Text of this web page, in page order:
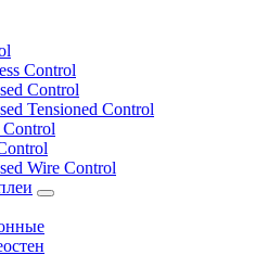
Control
Control
Tensioned Control
Control
Wire Control